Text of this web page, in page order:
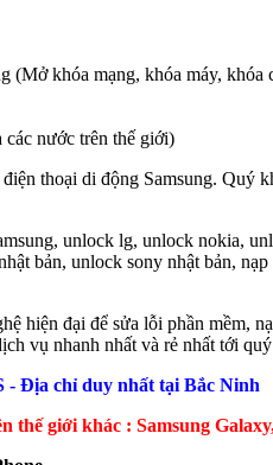
khóa mạng, khóa máy,
nước trên thế giới)
thoại di động Samsung. Quý
unlock lg, unlock nokia,
bản, unlock sony nhật bản,
hiện đại để sửa lỗi phần mềm,
vụ nhanh nhất và rẻ nhất tới
- Địa chỉ duy nhất tại Bắc Ninh
thế giới khác : Samsung